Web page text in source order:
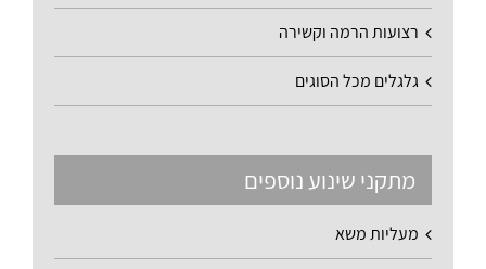
רצועות הרמה וקשירה
גלגלים מכל הסוגים
מתקני שינוע נוספים
מעליות משא